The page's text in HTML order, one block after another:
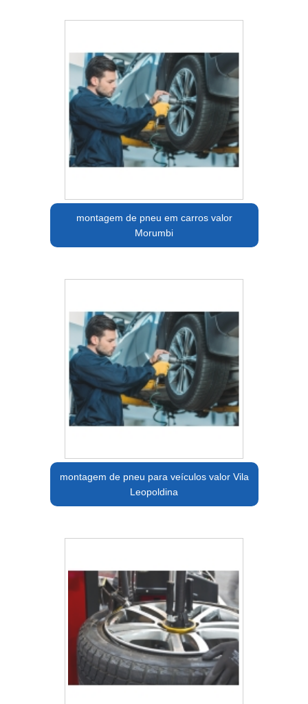
montagem de pneu em carros valor
Morumbi
montagem de pneu para veículos valor Vila
Leopoldina